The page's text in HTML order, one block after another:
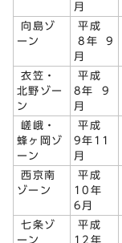
月
向島ゾ
ーン
平成
8年 9
月
衣笠・
北野ゾー
ン
平成
8年 9
月
嵯峨・
蜂ヶ岡ゾ
ーン
平成
9年11
月
西京南
ゾーン
平成
10年
6月
七条ゾ
ーン
平成
12年